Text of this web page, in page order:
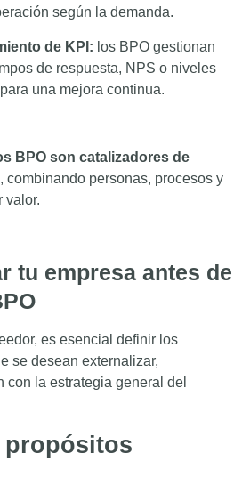
según la demanda.
de KPI: los BPO gestionan
de respuesta, NPS o niveles
una mejora continua.
BPO son catalizadores de
, combinando personas, procesos y
valor.
tu empresa antes de
es esencial definir los
se desean externalizar,
la estrategia general del
propósitos